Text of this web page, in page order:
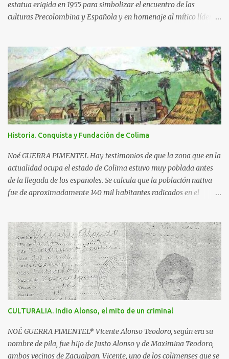
estatua erigida en 1955 para simbolizar el encuentro de las
culturas Precolombina y Española y en homenaje al mítico líder
de México. El monumento representa a un ideal guerrero en pie,
sobre una base circular de más de 7 metros de alto. La estatua
labrada en piedra tono gris, descansa sobre un pedestal con el
jeroglífico primitivo de "Acolman" y la inscripción: Rey de
Coliman. En la base semicircular el escultor plasmó en
bajorrelieve enmarcado por una greca, escenas de la posible vida
cotidiana de la época, como el encuentro de dos culturas; hay
además dos inscripciones en forma de pergamino que dicen: "Más
fuerte que la historia, tu leyenda es a la vez destino y privilegio" y
"Colima exalta aquí las virtudes de...
Historia. Conquista y Fundación de Colima
Noé GUERRA PIMENTEL Hay testimonios de que la zona que en la
actualidad ocupa el estado de Colima estuvo muy poblada antes
de la llegada de los españoles. Se calcula que la población nativa
fue de aproximadamente 140 mil habitantes radicados en el
costera y más allá del volcán de Colima, hasta Ajijic, a la altura del
lago de Chapala en Jalisco y por el sur hasta el ahora río Cachan
que desemboca luego de Maruata, en Michoacán. Se dice que era la
primavera del año de 1522, cuando un pequeño grupo de
españoles, al mando de Francisco Montaño, llegaron aquí por el
principal asentamiento purépecha; se quedaron en un pueblo
nativo y mandaron a los jefes purépechas a decir a los señores de
Colima que venían en son de paz, pero cuando llegaron acá fueron
sitiados, sacrificados y posteriormente devorados. Los españoles
desconocedores de la ferocidad de los colimotes...
CULTURALIA. Indio Alonso, el mito de un criminal
NOÉ GUERRA PIMENTEL* Vicente Alonso Teodoro, según era su
nombre de pila, fue hijo de Justo Alonso y de Maximina Teodoro,
ambos vecinos de Zacualpan. Vicente, uno de los colimenses que se